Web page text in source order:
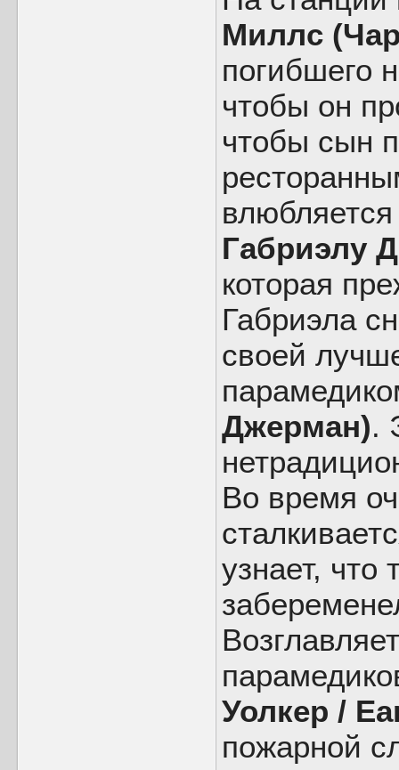
Миллс
погибшего
чтобы он
чтобы сын
Габриэлу
которая
Габриэла
своей
Джерман).
Во время
узнает,
Уолкер /
пожарной